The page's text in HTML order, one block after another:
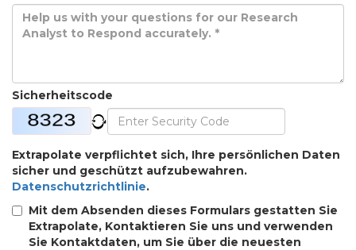
Sicherheitscode
Extrapolate verpflichtet sich, Ihre persönlichen Daten
sicher und geschützt aufzubewahren.
Datenschutzrichtlinie.
Mit dem Absenden dieses Formulars gestatten Sie
Extrapolate, Kontaktieren Sie uns und verwenden
Sie Kontaktdaten, um Sie über die neuesten